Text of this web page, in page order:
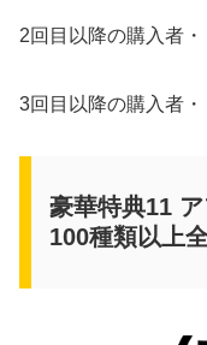
2回目以降の購入者
3回目以降の購入者
豪華特典11
100種類以上